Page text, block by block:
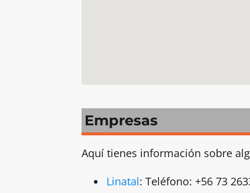
Empresas
Aquí tienes información sobre
Linatal: Teléfono: +56 73